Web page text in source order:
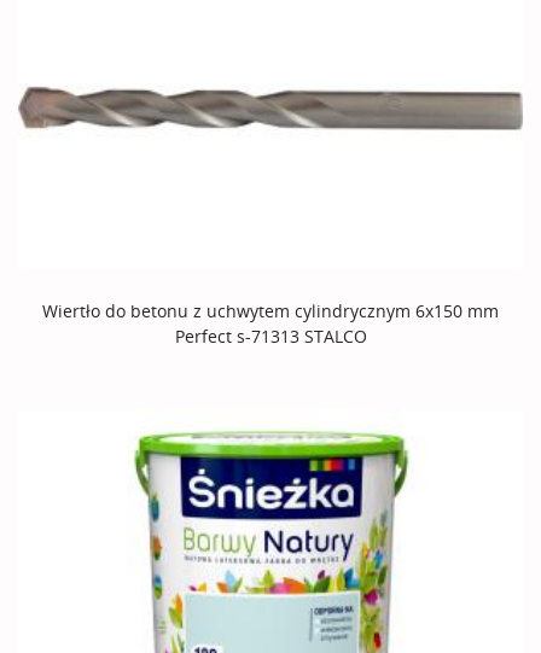
Wiertło do betonu z uchwytem cylindrycznym 6x150 mm
Perfect s-71313 STALCO